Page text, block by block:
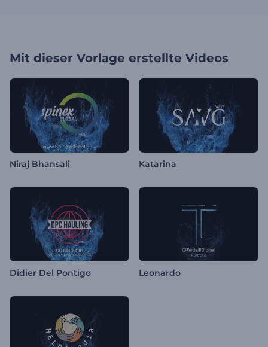
Mit dieser Vorlage erstellte Videos
Niraj Bhansali Katarina
Didier Del Pontigo Leonardo